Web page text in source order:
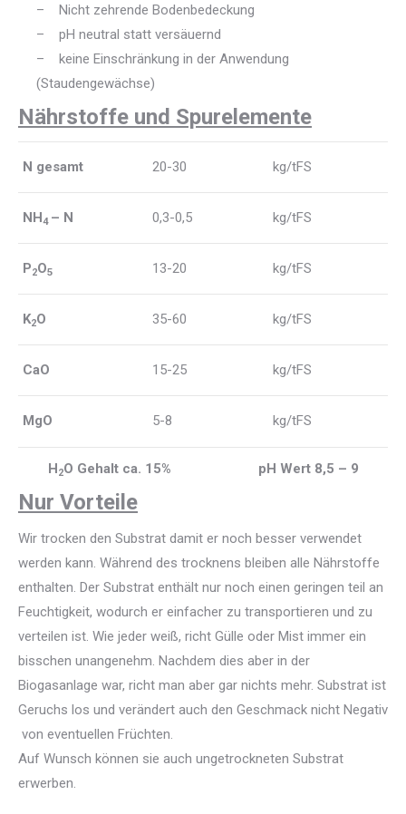
– Nicht zehrende Bodenbedeckung
– pH neutral statt versäuernd
– keine Einschränkung in der Anwendung
(Staudengewächse)
Nährstoffe und Spurelemente
N gesamt 20-30 kg/tFS
NH 4 – N 0,3-0,5 kg/tFS
P2O5 13-20 kg/tFS
K2O 35-60 kg/tFS
CaO 15-25 kg/tFS
MgO 5-8 kg/tFS
H 2O Gehalt ca. 15% pH Wert 8,5 – 9
Nur Vorteile
Wir trocken den Substrat damit er noch besser verwendet
werden kann. Während des trocknens bleiben alle Nährstoffe
enthalten. Der Substrat enthält nur noch einen geringen teil an
Feuchtigkeit, wodurch er einfacher zu transportieren und zu
verteilen ist. Wie jeder weiß, richt Gülle oder Mist immer ein
bisschen unangenehm. Nachdem dies aber in der
Biogasanlage war, richt man aber gar nichts mehr. Substrat ist
Geruchs los und verändert auch den Geschmack nicht Negativ
von eventuellen Früchten.
Auf Wunsch können sie auch ungetrockneten Substrat
erwerben.